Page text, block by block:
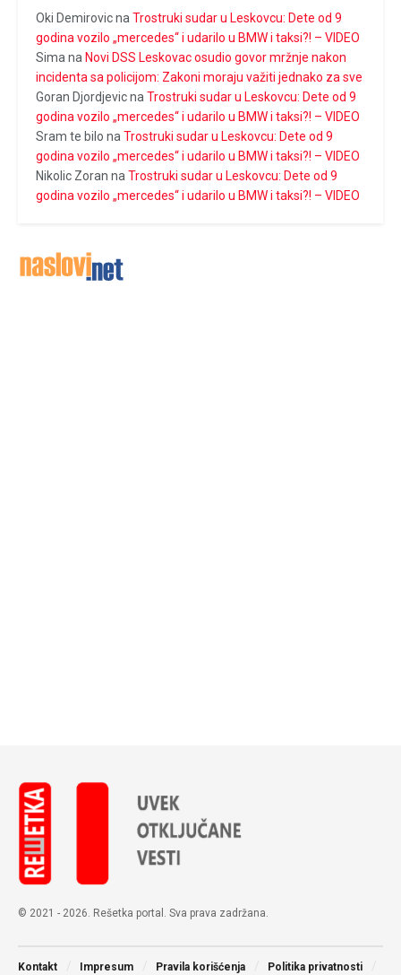
Oki Demirovicna Trostruki sudar u Leskovcu: Dete od 9
godina vozilo „mercedes“ i udarilo u BMW i taksi?! – VIDEO
Sima na Novi DSS Leskovac osudio govor mržnje nakon
incidenta sa policijom: Zakoni moraju važiti jednako za sve
Goran Djordjevicna Trostruki sudar u Leskovcu: Dete od 9
godina vozilo „mercedes“ i udarilo u BMW i taksi?! – VIDEO
Sram te bilo na Trostruki sudar u Leskovcu: Dete od 9
godina vozilo „mercedes“ i udarilo u BMW i taksi?! – VIDEO
Nikolic Zoran na Trostruki sudar u Leskovcu: Dete od 9
godina vozilo „mercedes“ i udarilo u BMW i taksi?! – VIDEO
© 2021 - 2026. Rešetka portal. Sva prava zadržana.
Kontakt Impresum Pravila korišćenja Politika privatnosti